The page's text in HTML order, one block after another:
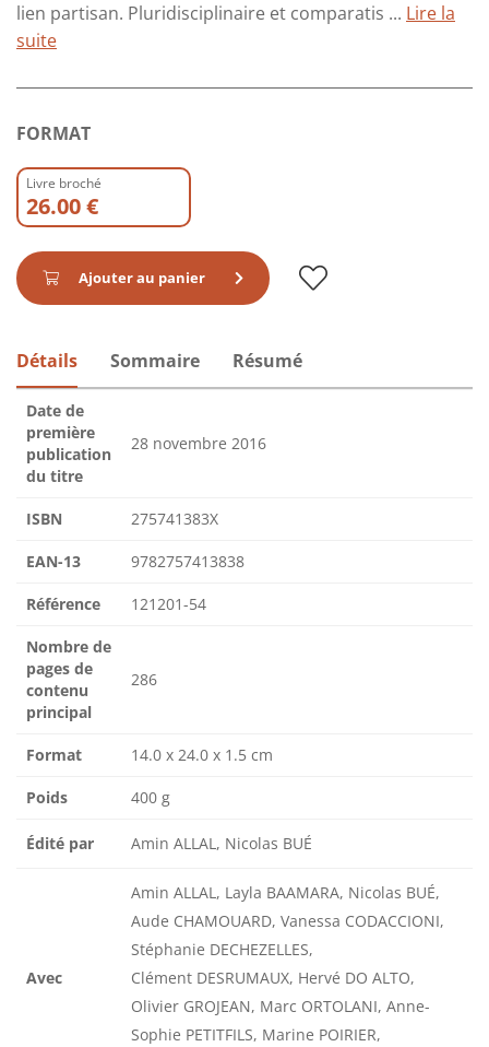
lien partisan. Pluridisciplinaire et comparatis ... Lire la
suite
FORMAT
Livre broché
26.00 €
Ajouter au panier
Détails Sommaire Résumé
Date de
première
publication
du titre
28 novembre 2016
ISBN 275741383X
EAN-13 9782757413838
Référence 121201-54
Nombre de
pages de
contenu
principal
286
Format 14.0 x 24.0 x 1.5 cm
Poids 400 g
Édité par Amin ALLAL, Nicolas BUÉ
Avec
Amin ALLAL, Layla BAAMARA, Nicolas BUÉ,
Aude CHAMOUARD, Vanessa CODACCIONI,
Stéphanie DECHEZELLES,
Clément DESRUMAUX, Hervé DO ALTO,
Olivier GROJEAN, Marc ORTOLANI, Anne-
Sophie PETITFILS, Marine POIRIER,